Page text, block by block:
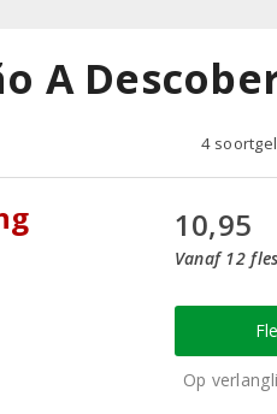
A
4
10,95
Vanaf 12
Op